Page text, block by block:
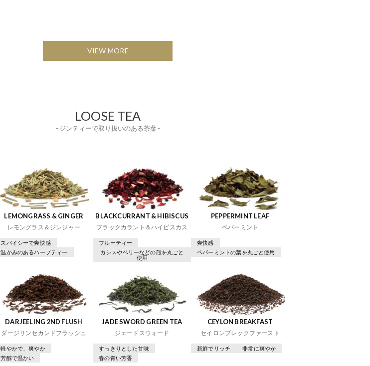
VIEW MORE
LOOSE TEA
- ジンティーで取り扱いのある茶葉 -
LEMONGRASS & GINGER
レモングラス＆ジンジャー
スパイシーで爽快感
温かみのあるハーブティー
BLACKCURRANT & HIBISCUS
ブラックカラント＆ハイビスカス
フルーティー
カシスやベリーなどの殻を丸ごと
使用
PEPPERMINT LEAF
ペパーミント
爽快感
ペパーミントの葉を丸ごと使用
DARJEELING 2ND FLUSH
ダージリンセカンドフラッシュ
軽やかで、爽やか
芳醇で温かい
JADE SWORD GREEN TEA
ジェードスウォード
すっきりとした甘味
春の青い芳香
CEYLON BREAKFAST
セイロンブレックファースト
新鮮でリッチ 非常に爽やか